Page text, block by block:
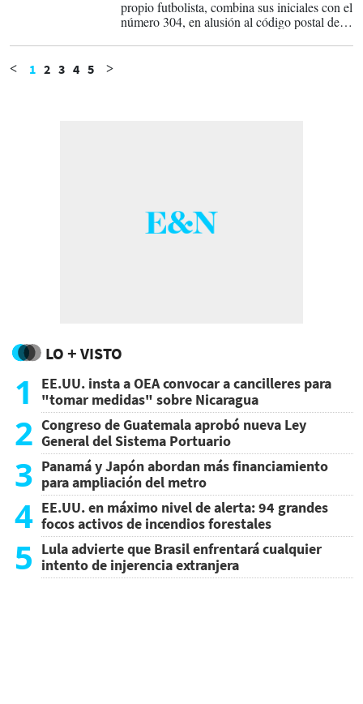
propio futbolista, combina sus iniciales con el
número 304, en alusión al código postal del
< 1 2 3 4 5 >
LO + VISTO
1
EE.UU. insta a OEA convocar a cancilleres para
"tomar medidas" sobre Nicaragua
2 Congreso de Guatemala aprobó nueva Ley
General del Sistema Portuario
3 Panamá y Japón abordan más financiamiento
para ampliación del metro
4 EE.UU. en máximo nivel de alerta: 94 grandes
focos activos de incendios forestales
5 Lula advierte que Brasil enfrentará cualquier
intento de injerencia extranjera